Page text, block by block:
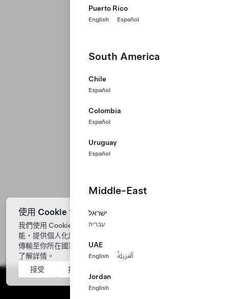
Puerto Rico
English Español
South America
Chile
Español
Colombia
Español
Uruguay
Español
Middle-East
ישראל
עִברִית
UAE
English اَلْعَرَبِيَّةُ
Jordan
English
使用 Cookie 協助我們改善網站
我們使用 Cookie 處理來自你裝置中的數據，以分析網站效
能，提供個人化廣告內容，並改善你的體驗。你同意將數據
傳輸至你所在國家/地區以外的國家/地區。查看
了解詳情。
接受
拒絕